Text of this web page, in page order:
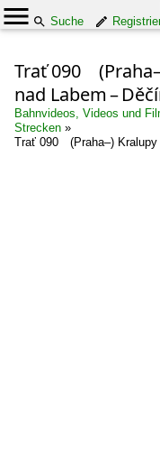
Suche
Trať 090
nad Labem –
Bahnvideos, Videos und
Strecken »
Trať 090 (Praha–) Kralupy